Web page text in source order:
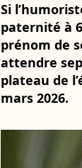
Si
paternité à
prénom de
attendre
plateau de
mars 2026.